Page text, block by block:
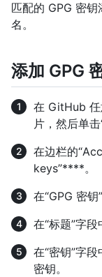
匹配的 GPG 密
名。
添加 GPG
在 GitHub 任
片，然后单击
在边栏的
keys”****。
在“GPG 密钥
在“标题”字段
在“密钥”字
密钥。